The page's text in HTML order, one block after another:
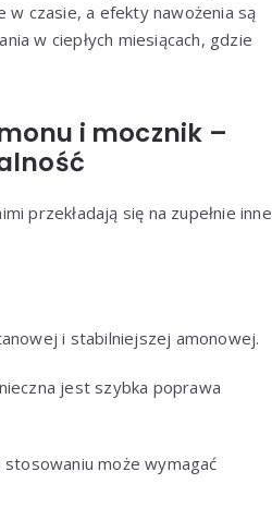
w czasie, a efekty nawożenia są
w ciepłych miesiącach, gdzie
i mocznik –
przekładają się na zupełnie inne
i stabilniejszej amonowej.
jest szybka poprawa
może wymagać